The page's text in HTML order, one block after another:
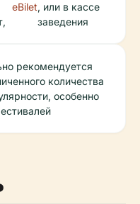
eBilet, или в кассе
заведения
рекомендуется
количества
особенно